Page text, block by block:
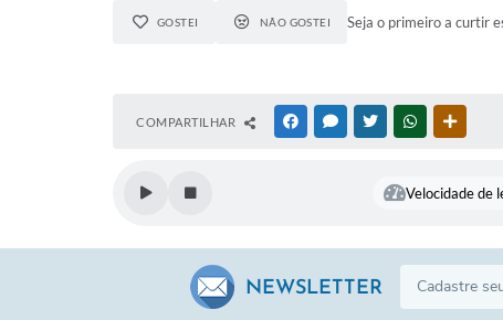
GOSTEI NÃO GOSTEI Seja o primeiro a curtir
COMPARTILHAR FACEBOOKMESSENGER
TWITTERWHATSAPP
Velocidade de
NEWSLETTER